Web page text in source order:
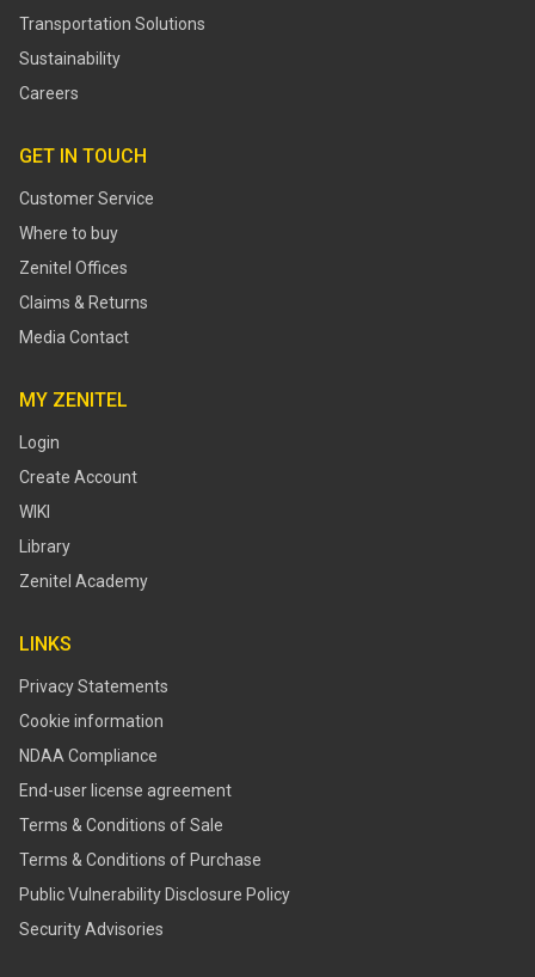
Transportation Solutions
Sustainability
Careers
GET IN TOUCH
Customer Service
Where to buy
Zenitel Offices
Claims & Returns
Media Contact
MY ZENITEL
Login
Create Account
WIKI
Library
Zenitel Academy
LINKS
Privacy Statements
Cookie information
NDAA Compliance
End-user license agreement
Terms & Conditions of Sale
Terms & Conditions of Purchase
​​Public Vulnerability Disclosure Policy​
Security Advisories